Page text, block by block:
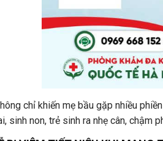
chỉ khiến mẹ bầu gặp nhiều
sinh non, trẻ sinh ra nhẹ cân, chậm